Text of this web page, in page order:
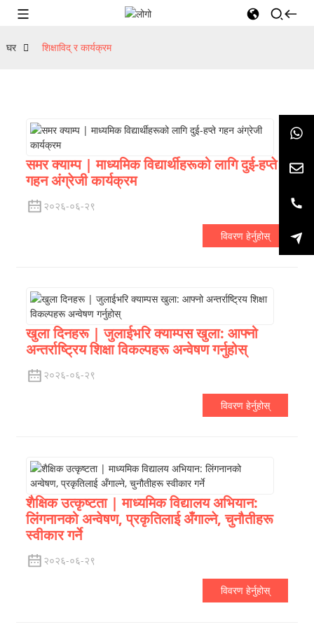
घर शिक्षाविद् र कार्यक्रम
समर क्याम्प | माध्यमिक विद्यार्थीहरूको लागि दुई-हप्ते
गहन अंग्रेजी कार्यक्रम
२०२६-०६-२९
विवरण हेर्नुहोस्
खुला दिनहरू | जुलाईभरि क्याम्पस खुला: आफ्नो
अन्तर्राष्ट्रिय शिक्षा विकल्पहरू अन्वेषण गर्नुहोस्
२०२६-०६-२९
विवरण हेर्नुहोस्
शैक्षिक उत्कृष्टता | माध्यमिक विद्यालय अभियान:
लिंगनानको अन्वेषण, प्रकृतिलाई अँगाल्ने, चुनौतीहरू
स्वीकार गर्ने
२०२६-०६-२९
विवरण हेर्नुहोस्